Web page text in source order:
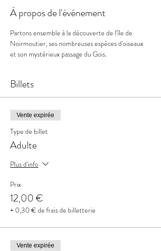
À propos de l'événement
Partons ensemble à la découverte de l'île de
Noirmoutier, ses nombreuses espèces d'oiseaux
et son mystérieux passage du Gois.
Billets
Vente expirée
Type de billet
Adulte
Plus d'info
Prix
12,00 €
+ 0,30 € de frais de billetterie
Vente expirée